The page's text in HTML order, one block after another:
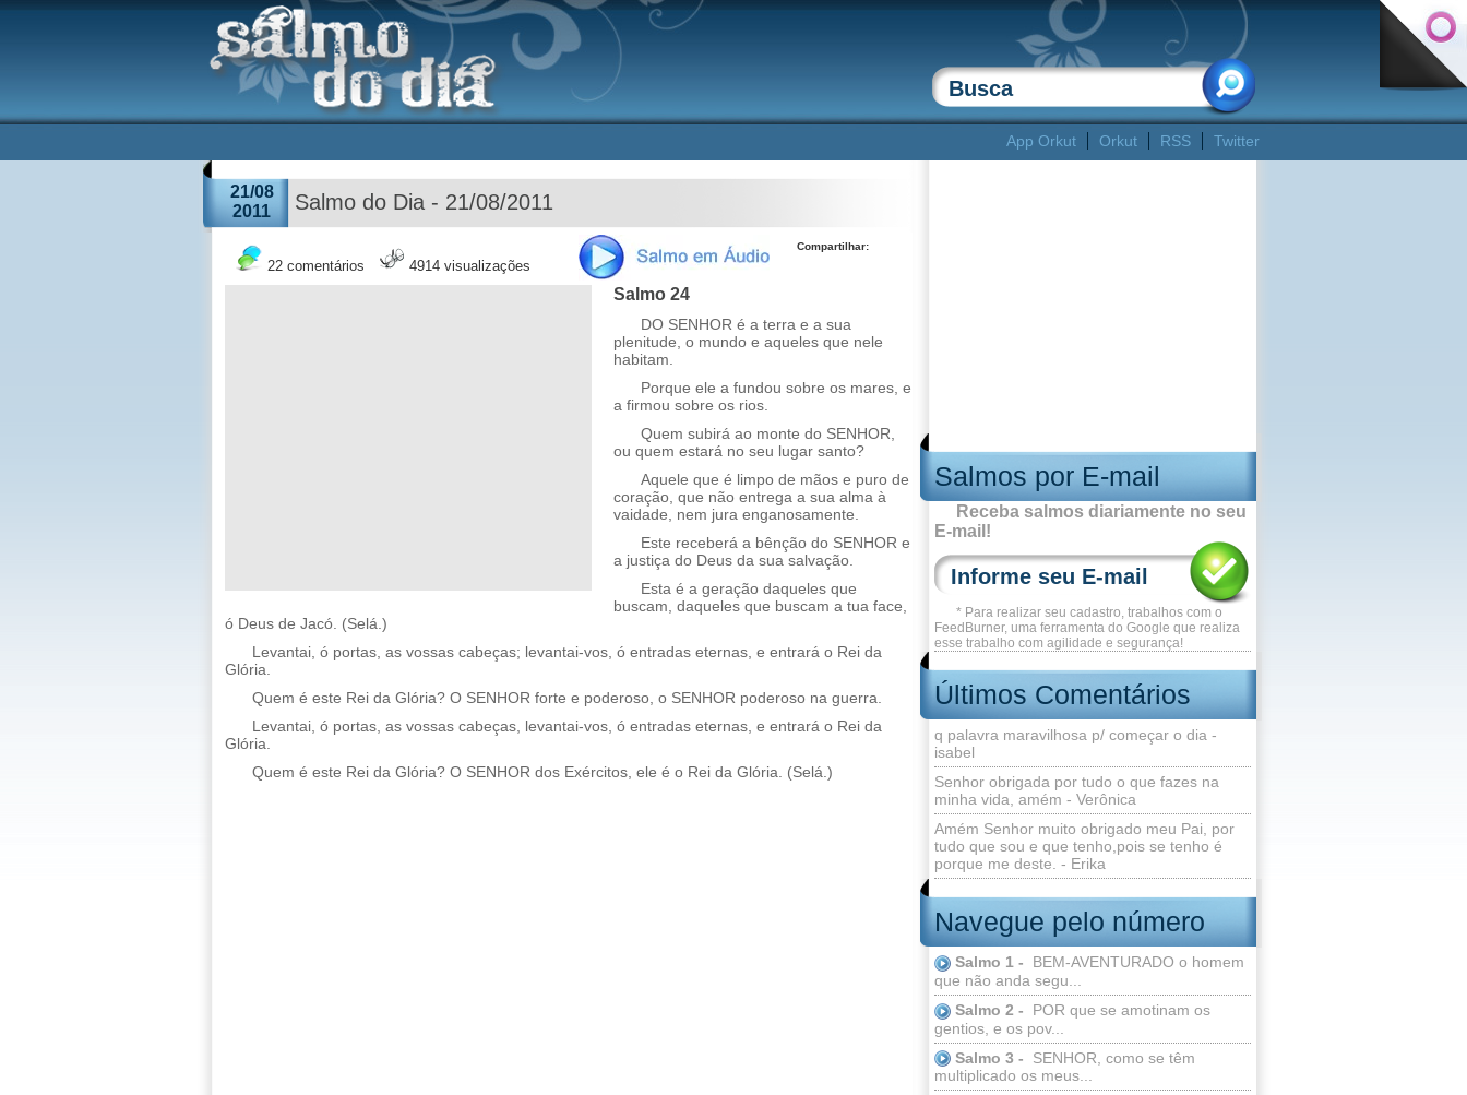
App Orkut Orkut RSS Twitter
Salmos por E-mail
Receba salmos diariamente no seu
E-mail!
* Para realizar seu cadastro, trabalhos com o
FeedBurner, uma ferramenta do Google que realiza
esse trabalho com agilidade e segurança!
Últimos Comentários
q palavra maravilhosa p/ começar o dia -
isabel
Senhor obrigada por tudo o que fazes na
minha vida, amém - Verônica
Amém Senhor muito obrigado meu Pai, por
tudo que sou e que tenho,pois se tenho é
porque me deste. - Erika
Navegue pelo número
Salmo 1 -
BEM-AVENTURADO o homem
que não anda segu...
Salmo 2 -
POR que se amotinam os
gentios, e os pov...
Salmo 3 -
SENHOR, como se têm
multiplicado os meus...
21/08
2011
Salmo do Dia - 21/08/2011
22 comentários 4914 visualizações
Compartilhar:
Salmo 24
DO SENHOR é a terra e a sua
plenitude, o mundo e aqueles que nele
habitam.
Porque ele a fundou sobre os mares, e
a firmou sobre os rios.
Quem subirá ao monte do SENHOR,
ou quem estará no seu lugar santo?
Aquele que é limpo de mãos e puro de
coração, que não entrega a sua alma à
vaidade, nem jura enganosamente.
Este receberá a bênção do SENHOR e
a justiça do Deus da sua salvação.
Esta é a geração daqueles que
buscam, daqueles que buscam a tua face,
ó Deus de Jacó. (Selá.)
Levantai, ó portas, as vossas cabeças; levantai-vos, ó entradas eternas, e entrará o Rei da
Glória.
Quem é este Rei da Glória? O SENHOR forte e poderoso, o SENHOR poderoso na guerra.
Levantai, ó portas, as vossas cabeças, levantai-vos, ó entradas eternas, e entrará o Rei da
Glória.
Quem é este Rei da Glória? O SENHOR dos Exércitos, ele é o Rei da Glória. (Selá.)